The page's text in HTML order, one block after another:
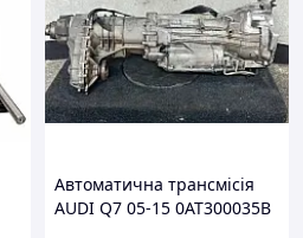
Автоматична трансмісія
AUDI Q7 05-15 0AT300035B